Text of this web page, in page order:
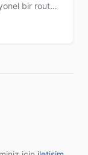
bir router